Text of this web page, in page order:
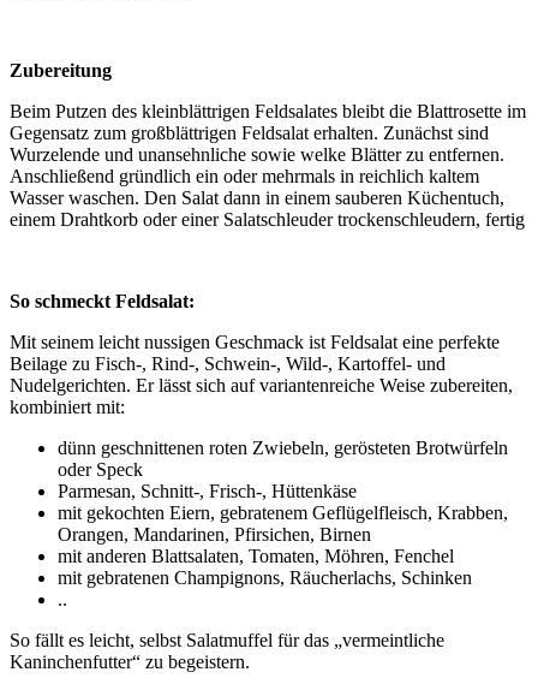
Zubereitung
Beim Putzen des kleinblättrigen Feldsalates bleibt die Blattrosette im
Gegensatz zum großblättrigen Feldsalat erhalten. Zunächst sind
Wurzelende und unansehnliche sowie welke Blätter zu entfernen.
Anschließend gründlich ein oder mehrmals in reichlich kaltem
Wasser waschen. Den Salat dann in einem sauberen Küchentuch,
einem Drahtkorb oder einer Salatschleuder trockenschleudern, fertig
So schmeckt Feldsalat:
Mit seinem leicht nussigen Geschmack ist Feldsalat eine perfekte
Beilage zu Fisch-, Rind-, Schwein-, Wild-, Kartoffel- und
Nudelgerichten. Er lässt sich auf variantenreiche Weise zubereiten,
kombiniert mit:
dünn geschnittenen roten Zwiebeln, gerösteten Brotwürfeln
oder Speck
Parmesan, Schnitt-, Frisch-, Hüttenkäse
mit gekochten Eiern, gebratenem Geflügelfleisch, Krabben,
Orangen, Mandarinen, Pfirsichen, Birnen
mit anderen Blattsalaten, Tomaten, Möhren, Fenchel
mit gebratenen Champignons, Räucherlachs, Schinken
..
So fällt es leicht, selbst Salatmuffel für das „vermeintliche
Kaninchenfutter“ zu begeistern.